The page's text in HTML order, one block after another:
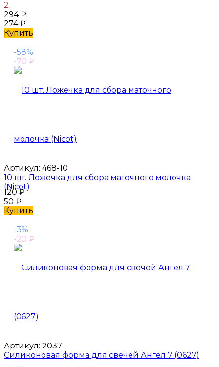
2
294₽
274₽
Купить
-58%
-70 ₽
Артикул: 468-10
10 шт. Ложечка для сбора маточного молочка
(Nicot)
120₽
50 ₽
Купить
-3%
-20 ₽
Артикул: 2037
Силиконовая форма для свечей Ангел 7 (0627)